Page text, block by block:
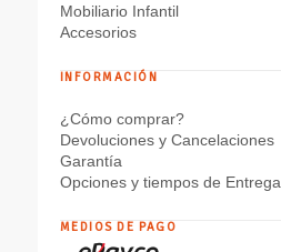
Mobiliario Infantil
Accesorios
INFORMACIÓN
¿Cómo comprar?
Devoluciones y Cancelaciones
Garantía
Opciones y tiempos de Entrega
MEDIOS DE PAGO